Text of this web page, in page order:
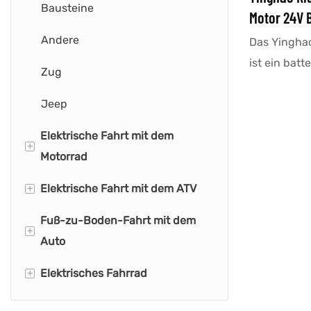
Bausteine
Andere
Zug
Jeep
+
Elektrische Fahrt mit dem
Motorrad
Polizeimotorrad
Süßes Motorrad
+ Elektrische Fahrt mit dem ATV
Mini-Quad
+
Fuß-zu-Boden-Fahrt mit dem
Auto
Feuerwehrauto
Tierauto
+ Elektrisches Fahrrad
Kinder-Dirt-Bike
Motor 24V
Das
ist ein